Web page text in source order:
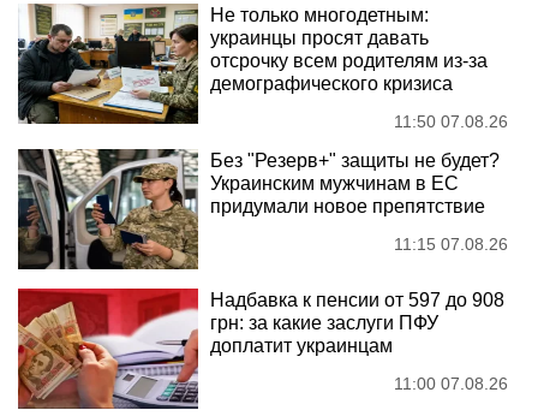
Не только многодетным:
украинцы просят давать
отсрочку всем родителям из-за
демографического кризиса
11:50 07.08.26
Без "Резерв+" защиты не будет?
Украинским мужчинам в ЕС
придумали новое препятствие
11:15 07.08.26
Надбавка к пенсии от 597 до 908
грн: за какие заслуги ПФУ
доплатит украинцам
11:00 07.08.26